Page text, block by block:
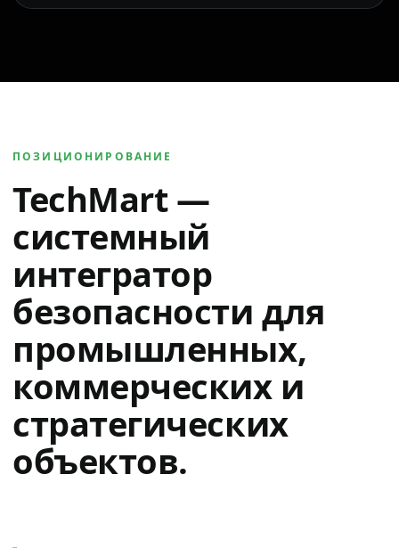
ПОЗИЦИОНИРОВАНИЕ
TechMart —
системный
интегратор
безопасности для
промышленных,
коммерческих и
стратегических
объектов.